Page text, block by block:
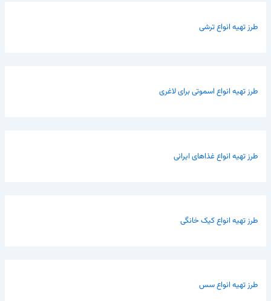
طرز تهیه انواع ترشی
طرز تهیه انواع اسموتی برای لاغری
طرز تهیه انواع غذاهای ایرانی
طرز تهیه انواع کیک خانگی
طرز تهیه انواع سس